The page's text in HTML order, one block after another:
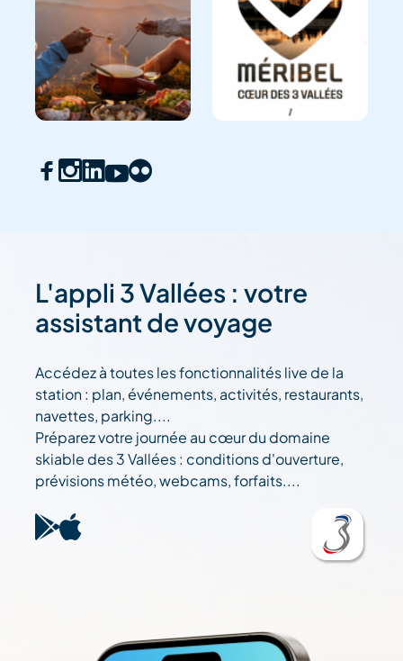
L'appli 3 Vallées : votre
assistant de voyage
Accédez à toutes les fonctionnalités live de la
station : plan, événements, activités, restaurants,
navettes, parking....
Préparez votre journée au cœur du domaine
skiable des 3 Vallées : conditions d'ouverture,
prévisions météo, webcams, forfaits....